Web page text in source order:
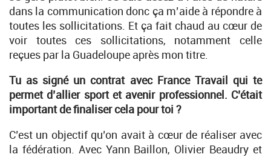
dans la communication donc ça m’aide à répondre à
toutes les sollicitations. Et ça fait chaud au cœur de
voir toutes ces sollicitations, notamment celle
reçues par la Guadeloupe après mon titre.
Tu as signé un contrat avec France Travail qui te
permet d’allier sport et avenir professionnel. C’était
important de finaliser cela pour toi ?
C’est un objectif qu’on avait à cœur de réaliser avec
la fédération. Avec Yann Baillon, Olivier Beaudry et